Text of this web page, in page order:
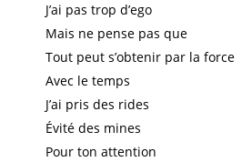
J’ai pas trop d’ego
Mais ne pense pas que
Tout peut s’obtenir par la force
Avec le temps
J’ai pris des rides
Évité des mines
Pour ton attention